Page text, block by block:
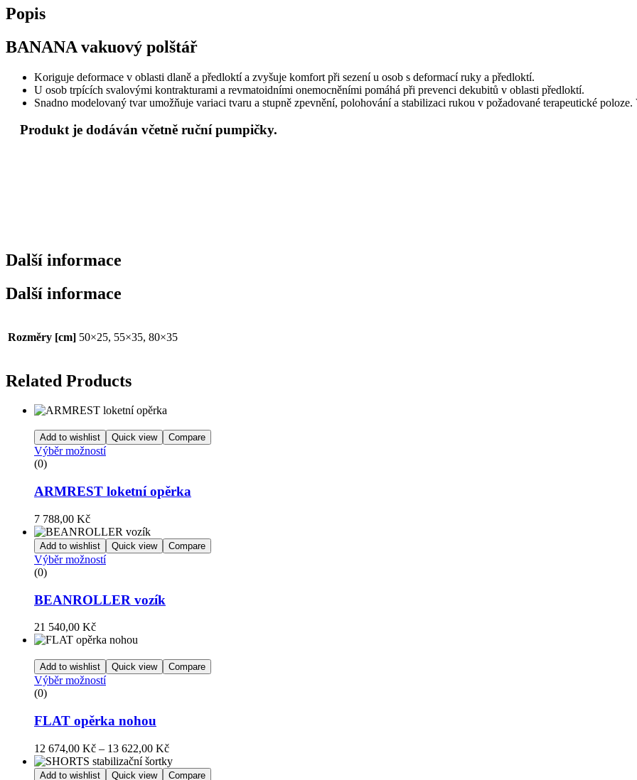
Popis
BANANA vakuový polštář
Koriguje deformace v oblasti dlaně a předloktí a zvyšuje komfort při sezení u osob s deformací ruky a předloktí.
U osob trpících svalovými kontrakturami a revmatoidními onemocněními pomáhá při prevenci dekubitů v oblasti předloktí.
Snadno modelovaný tvar umožňuje variaci tvaru a stupně zpevnění, polohování a stabilizaci rukou v požadované terapeutické
Produkt je dodáván včetně ruční pumpičky.
Další informace
Další informace
Rozměry [cm] 50×25, 55×35, 80×35
Related Products
Add to wishlist Quick view Compare
Výběr možností
(0)
ARMREST loketní opěrka
7 788,00 Kč
Add to wishlist Quick view Compare
Výběr možností
(0)
BEANROLLER vozík
21 540,00 Kč
Add to wishlist Quick view Compare
Výběr možností
(0)
FLAT opěrka nohou
12 674,00 Kč – 13 622,00 Kč
Add to wishlist Quick view Compare